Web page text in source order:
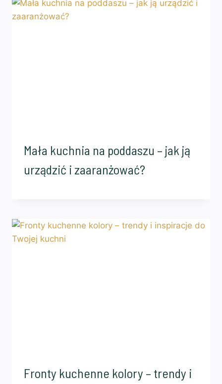
Mała kuchnia na poddaszu – jak ją
urządzić i zaaranżować?
Fronty kuchenne kolory – trendy i